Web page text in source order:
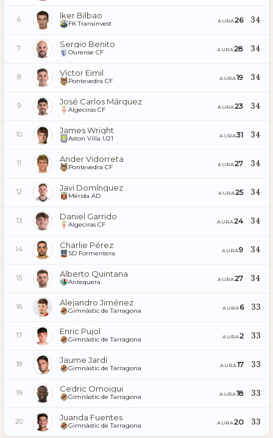
6 Iker Bilbao
FK Transinvest AURA26 34
7 Sergio Benito
Ourense CF AURA28 34
8 Víctor Eimil
Pontevedra CF AURA19 34
9 José Carlos Márquez
Algeciras CF AURA23 34
10 James Wright
Aston Villa U21 AURA31 34
11 Ander Vidorreta
Pontevedra CF AURA27 34
12 Javi Domínguez
Mérida AD AURA25 34
13 Daniel Garrido
Algeciras CF AURA24 34
14 Charlie Pérez
SD Formentera AURA9 34
15 Alberto Quintana
Antequera AURA27 34
16 Alejandro Jiménez
Gimnàstic de Tarragona AURA 6 33
17 Enric Pujol
Gimnàstic de Tarragona AURA2 33
18 Jaume Jardí
Gimnàstic de Tarragona AURA17 33
19 Cedric Omoigui
Gimnàstic de Tarragona AURA18 33
20 Juanda Fuentes
Gimnàstic de Tarragona AURA20 33